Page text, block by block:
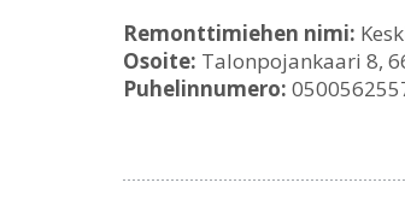
Remonttimiehen nimi:
Osoite: Talonpojankaari 8,
Puhelinnumero: